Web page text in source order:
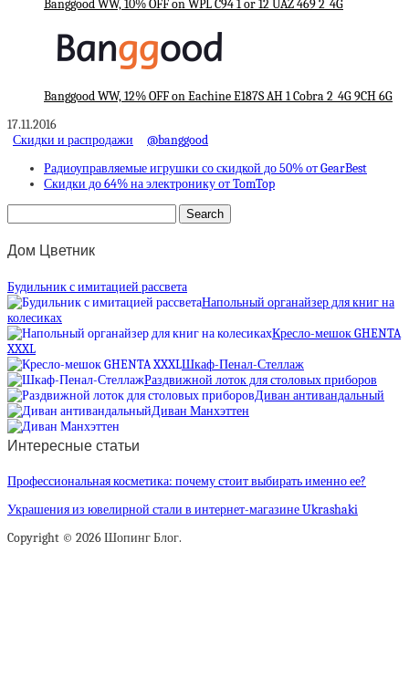
Banggood WW, 10% OFF on WPL C94 1 or 12 UAZ 469 2_4G
Banggood WW, 12% OFF on Eachine E187S AH 1 Cobra 2_4G 9CH 6G
17.11.2016
Скидки и распродажи
@banggood
Радиоуправляемые игрушки со скидкой до 50% от GearBest
Скидки до 64% на электронику от TomTop
Дом Цветник
Будильник с имитацией рассвета
Напольный органайзер для книг на
колесиках
Кресло-мешок GHENTA
XXXL
Шкаф-Пенал-Стеллаж
Раздвижной лоток для столовых приборов
Диван антивандальный
Диван Манхэттен
Интересные статьи
Профессиональная косметика: почему стоит выбирать именно ее?
Украшения из ювелирной стали в интернет-магазине Ukrashaki
Copyright © 2026 Шопинг Блог.